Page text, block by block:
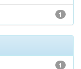
1
1